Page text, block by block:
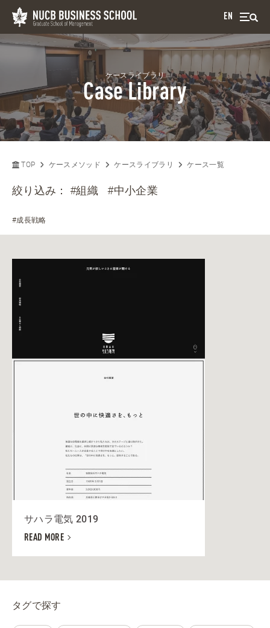
EN
ケースライブラリ
Case Library
TOP ケースメソッド ケースライブラリ ケース一覧
絞り込み：#組織 #中小企業
#成長戦略
サハラ電気 2019
READ MORE
タグで探す